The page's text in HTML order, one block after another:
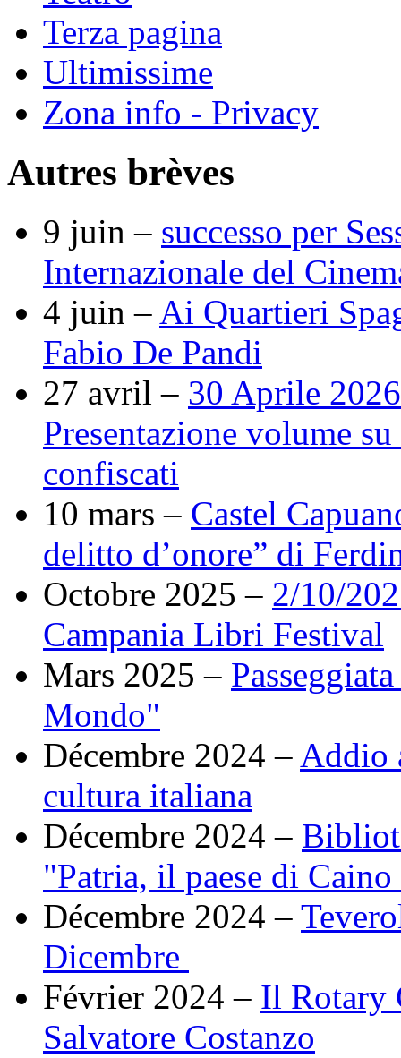
Terza pagina
Ultimissime
Zona info - Privacy
Autres brèves
9 juin – successo per
Internazionale del
4 juin – Ai Quartieri
Fabio De Pandi
27 avril – 30 Aprile
Presentazione volume
confiscati
10 mars – Castel
delitto d’onore” di
Octobre 2025 – 2/10/
Campania Libri Festival
Mars 2025 –
Mondo"
Décembre 2024 – Addio
cultura italiana
Décembre 2024 –
"Patria, il paese di
Décembre 2024 –
Dicembre
Février 2024 – Il Rotary
Salvatore Costanzo